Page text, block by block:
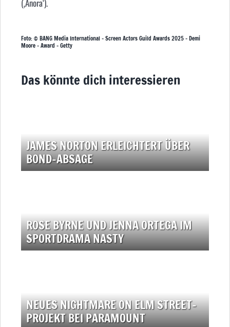
(‚Anora‘).
Foto: © BANG Media International – Screen Actors Guild Awards 2025 – Demi
Moore – Award – Getty
Das könnte dich interessieren
JAMES NORTON ERLEICHTERT ÜBER
BOND-ABSAGE
ROSE BYRNE UND JENNA ORTEGA IM
SPORTDRAMA NASTY
NEUES NIGHTMARE ON ELM STREET-
PROJEKT BEI PARAMOUNT